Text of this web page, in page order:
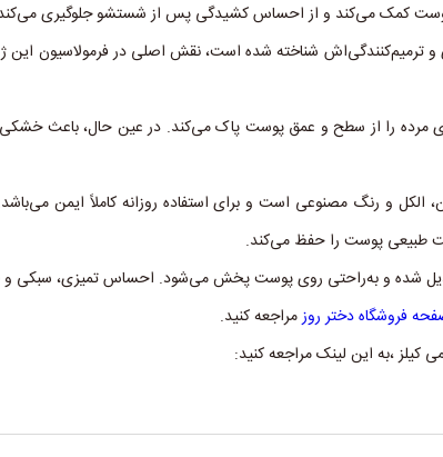
کمک می‌کند و از احساس کشیدگی پس از شستشو جلوگیری
و ترمیم‌کنندگی‌اش شناخته شده است، نقش اصلی در فرمولاسیون
مرده را از سطح و عمق پوست پاک می‌کند. در عین حال، باعث
الکل و رنگ مصنوعی است و برای استفاده روزانه کاملاً ایمن
طبیعی پوست را حفظ می‌کند.
شده و به‌راحتی روی پوست پخش می‌شود. احساس تمیزی، سبکی و
فروشگاه دختر روزمراجعه کنید.
کیلز ،به این لینک مراجعه کنید: